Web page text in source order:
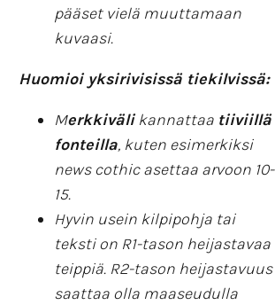
pääset vielä muuttamaan
kuvaasi.
Huomioi yksirivisissä tiekilvissä:
Merkkivälikannattaa tiiviillä
fonteilla, kuten esimerkiksi
news cothic asettaa arvoon 10-
15.
Hyvin usein kilpipohja tai
teksti on R1-tason heijastavaa
teippiä. R2-tason heijastavuus
saattaa olla maaseudulla